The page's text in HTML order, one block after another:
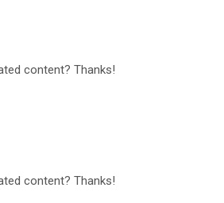
content? Thanks!
content? Thanks!